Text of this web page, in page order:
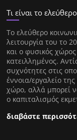
Τι είναι το
Tο ελεύθερο
λειτουργία του το
και ο φυσικός
κατειλλημένος.
συχνότητες στις
έννοια/εργαλείο
χώρο, αλλά μπορεί
ο καπιταλισμός
διαβάστε